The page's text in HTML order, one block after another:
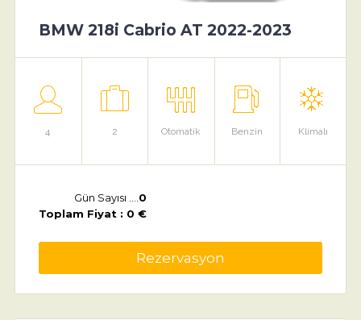
BMW 218i Cabrio AT 2022-2023
4 2 Otomatik Benzin Klimalı
Gün Sayısı .... 0
Toplam Fiyat : 0 €
Rezervasyon